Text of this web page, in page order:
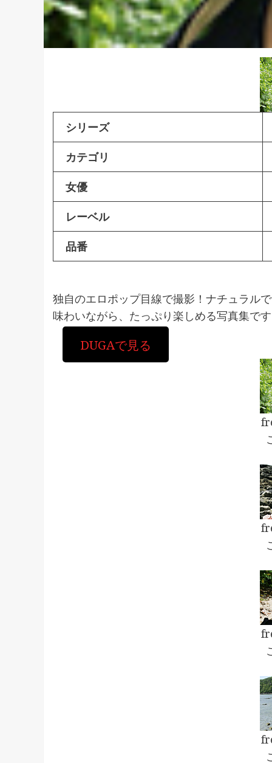
シリーズ
カテゴリ
女優
レーベル
品番
独自のエロポップ目線で撮影！ナチュラル
味わいながら、たっぷり楽しめる写真集で
DUGAで見る